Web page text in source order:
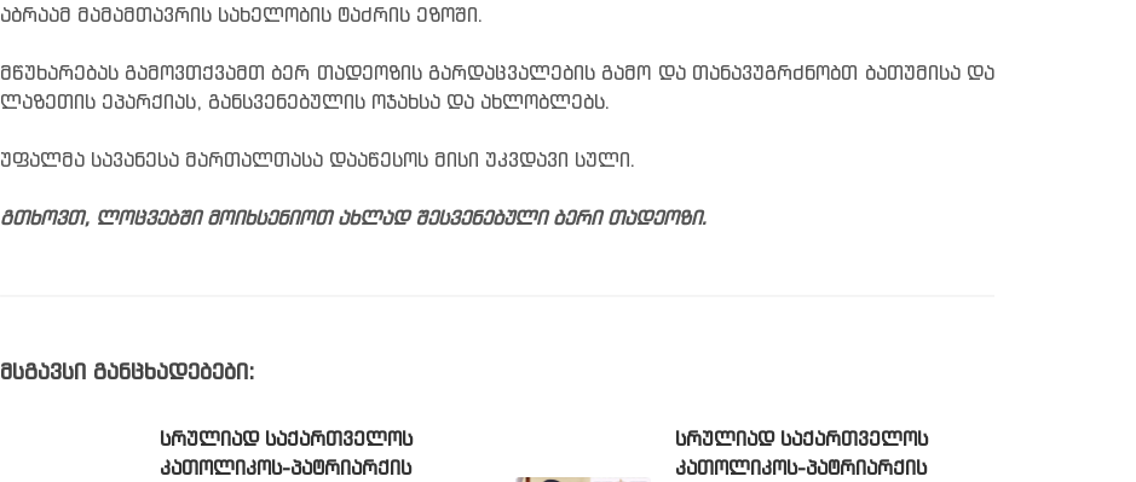
აბრაამ მამამთავრის სახელობის ტაძრის ეზოში.
მწუხარებას გამოვთქვამთ ბერ თადეოზის გარდაცვალების გამო და თანავუგრძნობთ ბათუმისა და
ლაზეთის ეპარქიას, განსვენებულის ოჯახსა და ახლობლებს.
უფალმა სავანესა მართალთასა დააწესოს მისი უკვდავი სული.
გთხოვთ, ლოცვებში მოიხსენიოთ ახლად შესვენებული ბერი თადეოზი.
მსგავსი განცხადებები:
ᲡᲠᲣᲚᲘᲐᲓ ᲡᲐᲥᲐᲠᲗᲕᲔᲚᲝᲡ
ᲙᲐᲗᲝᲚᲘᲙᲝᲡ-ᲞᲐᲢᲠᲘᲐᲠᲥᲘᲡ
ᲡᲠᲣᲚᲘᲐᲓ ᲡᲐᲥᲐᲠᲗᲕᲔᲚᲝᲡ
ᲙᲐᲗᲝᲚᲘᲙᲝᲡ-ᲞᲐᲢᲠᲘᲐᲠᲥᲘᲡ